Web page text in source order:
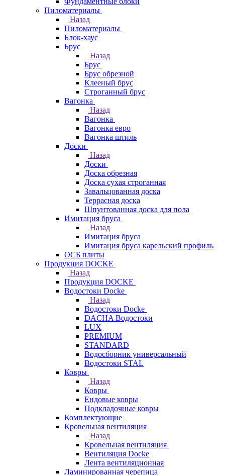
Пиломатериалы
Назад
Пиломатериалы
Блок-хаус
Брус
Назад
Брус
Брус обрезной
Клееный брус
Строганный брус
Вагонка
Назад
Вагонка
Вагонка евро
Вагонка штиль
Доски
Назад
Доски
Доска обрезная
Доска сухая строганная
Завальцованная доска
Террасная доска
Шпунтованная доска для пола
Имитация бруса
Назад
Имитация бруса
Имитация бруса карельский профиль
ОСБ плиты
Продукция DOCKE
Назад
Продукция DOCKE
Водостоки Docke
Назад
Водостоки Docke
DACHA Водостоки
LUX
PREMIUM
STANDARD
Водосборник универсальный
Водостоки STAL
Ковры
Назад
Ковры
Ендовые ковры
Подкладочные ковры
Комплектующие
Кровельная вентиляция
Назад
Кровельная вентиляция
Вентиляция Docke
Лента вентиляционная
Ламинированная черепица